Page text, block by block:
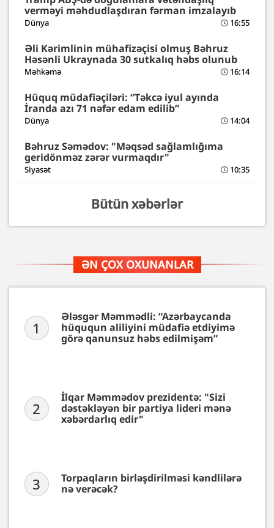
verməyi məhdudlaşdıran fərman imzalayıb
Dünya 16:55
Əli Kərimlinin mühafizəçisi olmuş Bəhruz
Həsənli Ukraynada 30 sutkalıq həbs olunub
Məhkəmə 16:14
Hüquq müdafiəçiləri: “Təkcə iyul ayında
İranda azı 71 nəfər edam edilib”
Dünya 14:04
Bəhruz Səmədov: "Məqsəd sağlamlığıma
geridönməz zərər vurmaqdır"
Siyasət 10:35
Bütün xəbərlər
ƏN ÇOX OXUNANLAR
1
Ələsgər Məmmədli: “Azərbaycanda
hüququn aliliyini müdafiə etdiyimə
görə qanunsuz həbs edilmişəm”
2
İlqar Məmmədov prezidentə: "Sizi
dəstəkləyən bir partiya lideri mənə
xəbərdarlıq edir"
3
Torpaqların birləşdirilməsi kəndlilərə
nə verəcək?